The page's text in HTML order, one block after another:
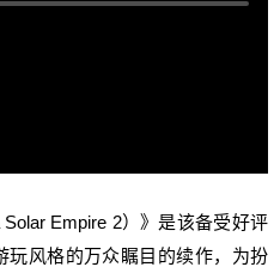
Empire 2）》是该备受好评
玩风格的万众瞩目的续作，为扮